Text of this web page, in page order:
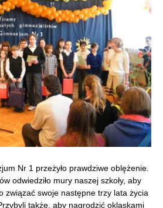
Nr 1 przeżyło prawdziwe oblężenie.
odwiedziło mury naszej szkoły, aby
związać swoje następne trzy lata życia
także, aby nagrodzić oklaskami